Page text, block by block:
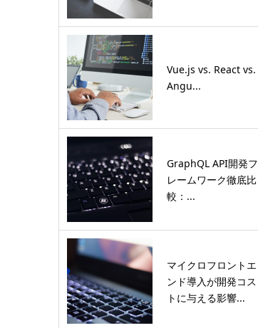
Vue.js vs. React vs.
Angu...
GraphQL API開発フ
レームワーク徹底比
較：...
マイクロフロントエ
ンド導入が開発コス
トに与える影響...